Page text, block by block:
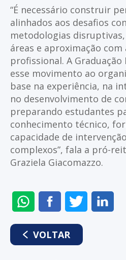
“É necessário construir
alinhados aos desafios
metodologias
áreas e aproximação com
profissional. A
esse movimento ao
base na experiência, na
no desenvolvimento de
preparando estudantes
conhecimento técnico,
capacidade de
complexos”, fala a pró-
Graziela Giacomazzo.
ENVIAR
NO
WHATSAPP
COMPARTILHAR
NO
FACEBOOK
NO
VOLTAR